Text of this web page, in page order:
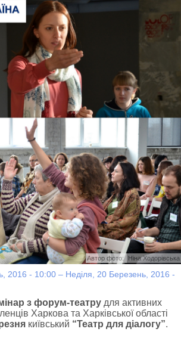
Автор фото: Ніна Ходорівська
2016 - 10:00 – Неділя, 20 Березень, 2016 -
з форум-театру для активних
Харкова та Харківської області
київський “Театр для діалогу”.